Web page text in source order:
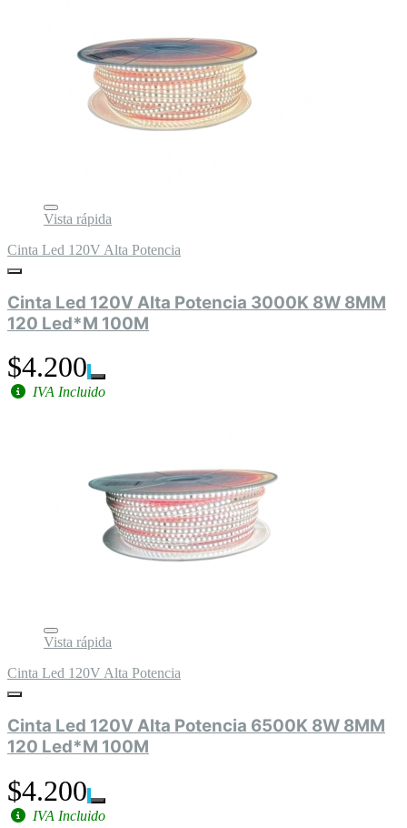
Vista rápida
Cinta Led 120V Alta Potencia
Cinta Led 120V Alta Potencia 3000K 8W 8MM
120 Led*M 100M
$4.200
IVA Incluido
Vista rápida
Cinta Led 120V Alta Potencia
Cinta Led 120V Alta Potencia 6500K 8W 8MM
120 Led*M 100M
$4.200
IVA Incluido